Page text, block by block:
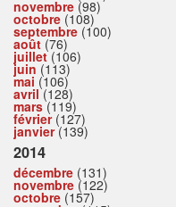
novembre (98)
octobre (108)
septembre (100)
août (76)
juillet(106)
juin (113)
mai (106)
avril(128)
mars(119)
février(127)
janvier(139)
2014
décembre (131)
novembre (122)
octobre (157)